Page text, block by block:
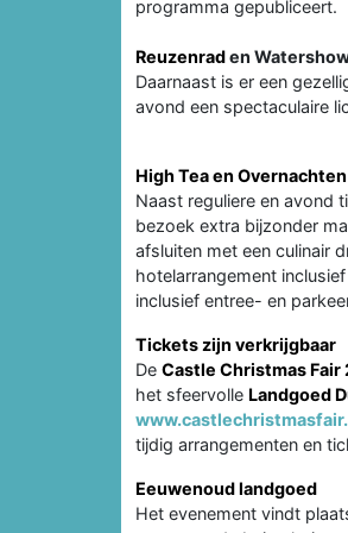
programma gepubliceert.
Reuzenraden
Daarnaast is er een
avond een spectaculaire
High Tea en Overnachten
Naast reguliere en avond
bezoek extra bijzonder
afsluiten met een culinair
hotelarrangement
inclusief entree- en
Tickets zijn verkrijgbaar
De Castle Christmas Fair
het sfeervolle Landgoed
tijdig arrangementen en
Eeuwenoud landgoed
Het evenement vindt